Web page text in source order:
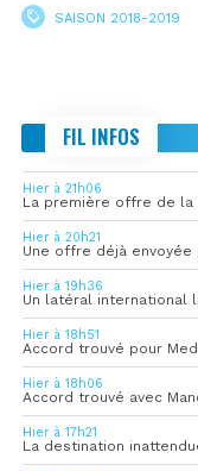
SAISON 2018-2019
FIL INFOS
Hier à 21h06
Hier à 20h21
Une offre déjà
Hier à 19h36
Un latéral international
Hier à 18h51
Accord trouvé pour
Hier à 18h06
Accord trouvé avec
Hier à 17h21
La destination